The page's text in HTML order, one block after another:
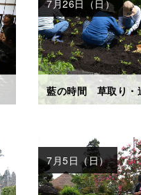
藍の時間 草取り・
7月26日（日）
7月5日（日）